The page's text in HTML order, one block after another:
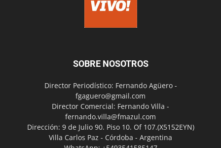
SOBRE NOSOTROS
Director Periodístico: Fernando Agüero -
fgaguero@gmail.com
Director Comercial: Fernando Villa -
fernando.villa@fmazul.com
Dirección: 9 de Julio 90. Piso 10. Of 107.(X5152EYN)
Villa Carlos Paz - Córdoba - Argentina